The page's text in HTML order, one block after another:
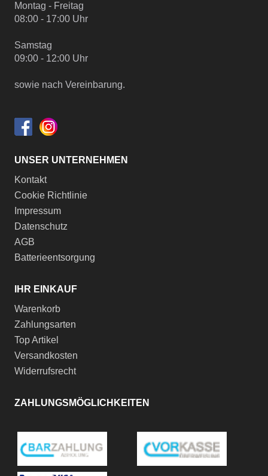
Montag - Freitag
08:00 - 17:00 Uhr
Samstag
09:00 - 12:00 Uhr
sowie nach Vereinbarung.
UNSER UNTERNEHMEN
Kontakt
Cookie Richtlinie
Impressum
Datenschutz
AGB
Batterieentsorgung
IHR EINKAUF
Warenkorb
Zahlungsarten
Top Artikel
Versandkosten
Widerrufsrecht
ZAHLUNGSMÖGLICHKEITEN